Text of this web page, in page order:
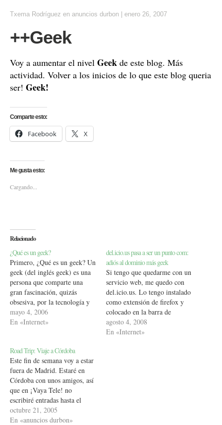
Txema Rodríguez en anuncios durbon enero 26, 2007
++Geek
Voy a aumentar el nivel Geek de este blog. Más
actividad. Volver a los inicios de lo que este blog queria
ser! Geek!
Comparte esto:
Facebook X
Me gusta esto:
Cargando...
Relacionado
¿Qué es un geek?
Primero, ¿Qué es un geek? Un
geek (del inglés geek) es una
persona que comparte una
gran fascinación, quizás
obsesiva, por la tecnología y
la imaginación; es más un
estilo de vida y una forma de
objetivo es hacer las…
mayo 4, 2006
En «Internet»
del.icio.us pasa a ser un punto com:
adiós al dominio más geek
Si tengo que quedarme con un
servicio web, me quedo con
del.icio.us. Lo tengo instalado
como extensión de firefox y
colocado en la barra de
herramientas para acceder a
las webs mñas visitadas. Soy
agosto 4, 2008
En «Internet»
Road Trip: Viaje a Córdoba
Este fin de semana voy a estar
fuera de Madrid. Estaré en
Córdoba con unos amigos, así
que en ¡Vaya Tele! no
escribiré entradas hasta el
domingo por la tarde y en este
blog más de lo mismo. Ya
octubre 21, 2005
En «anuncios durbon»